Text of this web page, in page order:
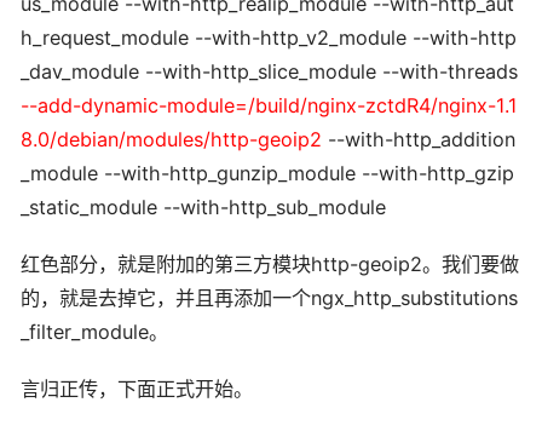
h_request_module --with-http_v2_module --with-http
_dav_module --with-http_slice_module --with-threads
--add-dynamic-module=/build/nginx-zctdR4/nginx-1.1
8.0/debian/modules/http-geoip2 --with-http_addition
_module --with-http_gunzip_module --with-http_gzip
_static_module --with-http_sub_module
红色部分，就是附加的第三方模块http-geoip2。我们要做
的，就是去掉它，并且再添加一个ngx_http_substitutions
_filter_module。
言归正传，下面正式开始。